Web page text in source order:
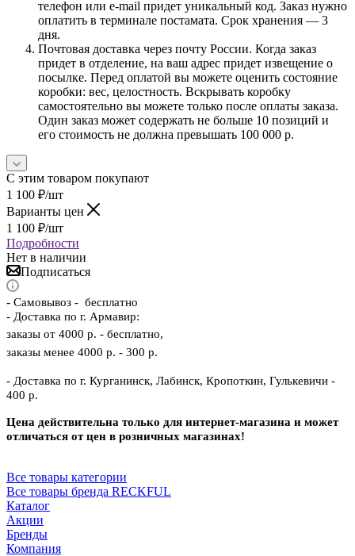
телефон или e-mail придет уникальный код. Заказ нужно
оплатить в терминале постамата. Срок хранения — 3
дня.
Почтовая доставка через почту России. Когда заказ
придет в отделение, на ваш адрес придет извещение о
посылке. Перед оплатой вы можете оценить состояние
коробки: вес, целостность. Вскрывать коробку
самостоятельно вы можете только после оплаты заказа.
Один заказ может содержать не больше 10 позиций и
его стоимость не должна превышать 100 000 р.
С этим товаром покупают
1 100 ₽/шт
Варианты цен
1 100 ₽/шт
Подробности
Нет в наличии
Подписаться
- Самовывоз - бесплатно
- Доставка по г. Армавир:
заказы от 4000 р. - бесплатно,
заказы менее 4000 р. - 300 р.
- Доставка по г. Курганинск, Лабинск, Кропоткин, Гулькевичи -
400 р.
Цена действительна только для интернет-магазина и может
отличаться от цен в розничных магазинах!
Все товары категории
Все товары бренда RECKFUL
Каталог
Акции
Бренды
Компания